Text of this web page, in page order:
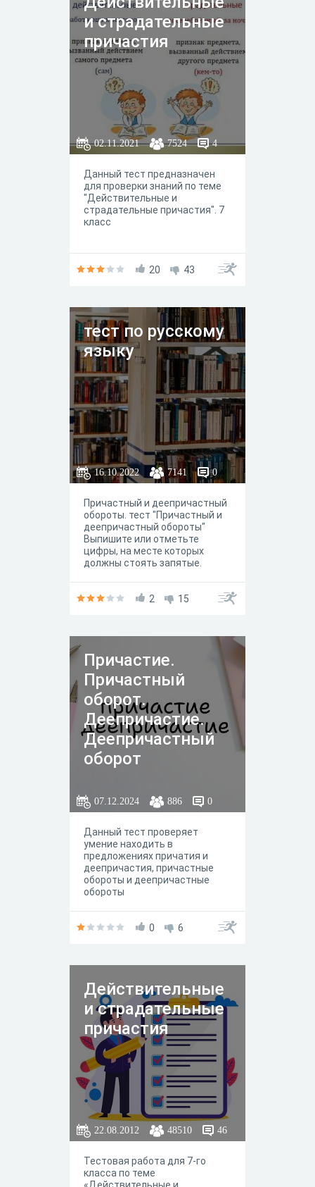
и страдательные
причастия
02.11.2021 7524 4
Данный тест предназначен
для проверки знаний по теме
"Действительные и
страдательные причастия". 7
класс
20 43
тест по русскому
языку
16.10.2022 7141 0
Причастный и деепричастный
обороты. тест "Причастный и
деепричастный обороты"
Выпишите или отметьте
цифры, на месте которых
должны стоять запятые.
конце. По вопросам
задание даётся один балл.
А.Е. 2 курс, филологический
факультет
2 15
Причастие.
Причастный
оборот.
Деепричастие.
Деепричастный
оборот
07.12.2024 886 0
Данный тест проверяет
умение находить в
предложениях причатия и
деепричастия, причастные
обороты и деепричастные
обороты
0 6
Действительные
и страдательные
причастия
22.08.2012 48510 46
Тестовая работа для 7-го
класса по теме